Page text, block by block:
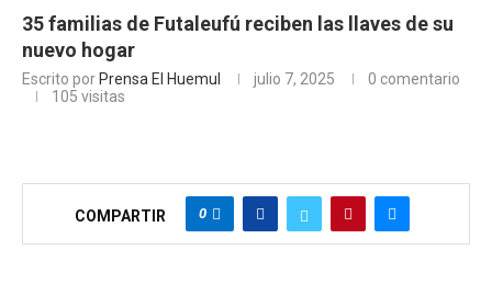
35 familias de Futaleufú reciben las llaves de su
nuevo hogar
Escrito por Prensa El Huemul julio 7, 2025
0 comentario
105 visitas
COMPARTIR 0